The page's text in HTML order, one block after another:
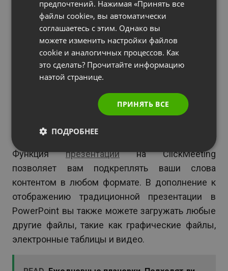
В отношении совместного предоставления
доступа к экрану и презентации, лучшие
платформы для онлайн-конференций также
предлагают функции, которые позволяют
транслировать контент во время конференции.
На ClickMeeting есть три специальные функции,
которые позволяют вам сделать именно это:
Презентация
Функцияпрезентациина ClickMeeting
позволяет вам подкреплять ваши слова
контентом в любом формате. В дополнение к
отображению традиционной презентации в
PowerPoint вы также можете загружать любые
другие файлы, такие как графические файлы,
электронные таблицы и видео.
ITALIAN
предпочтений. Нажимая «Принять все
файлы cookie», вы автоматически
соглашаетесь с этим. Однако вы
можете изменить настройки файлов
cookie и аналогичных процессов. Как
это сделать? Прочитайте информацию
наэтой странице.
ПРИНЯТЬ ВСЕ
ПОДРОБНЕЕ